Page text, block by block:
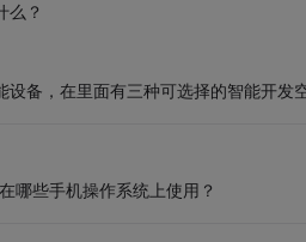
么？
备，在里面有三种可选择的智能开发空
哪些手机操作系统上使用？